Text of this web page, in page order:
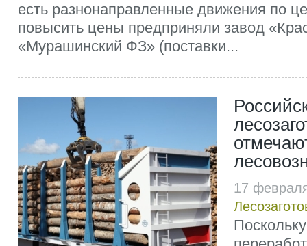
есть разнонаправленные движения по
повысить цены предприняли завод
«Мурашинский ФЗ» (поставки...
17